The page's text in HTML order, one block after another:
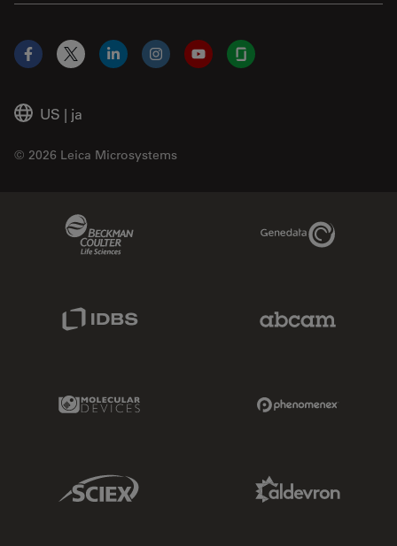
US | ja
© 2026 Leica Microsystems
Facebook
X LinkedInInstagramYouTubeGlassdoor
Genedata Link
Molecular Devices Link
Sciex Link